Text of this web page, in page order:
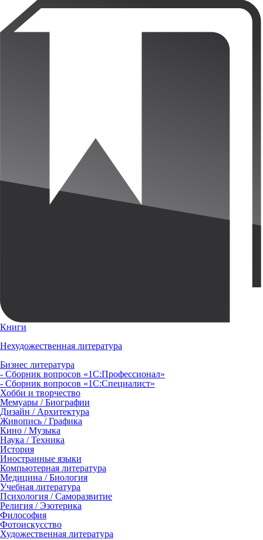
Книги
Нехудожественная литература
Бизнес литература
- Сборник вопросов «1С:Профессионал»
- Сборник вопросов «1С:Специалист»
Хобби и творчество
Мемуары / Биографии
Дизайн / Архитектура
Живопись / Графика
Кино / Музыка
Наука / Техника
История
Иностранные языки
Компьютерная литература
Медицина / Биология
Учебная литература
Психология / Саморазвитие
Религия / Эзотерика
Философия
Фотоискусство
Художественная литература